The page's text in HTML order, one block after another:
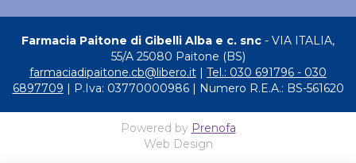
Farmacia Paitone di Gibelli Alba e c. snc - VIA ITALIA,
55/A 25080 Paitone (BS)
farmaciadipaitone.cb@libero.it
Tel.: 030 691796 - 030
6897709 | P.Iva: 03770000986 | Numero R.E.A.: BS-561620
Powered by Prenofa
Web Design